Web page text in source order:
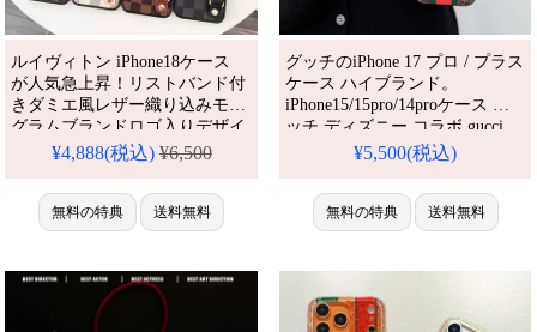
ルイヴィトン iPhone18ケース
が人気急上昇！リストバンド付
きダミエ風レザー織り込みモノ
グラムブランドロゴ入りデザイ
ン、iPhone16/15/14全機種対
モノグラムスタイル、耐衝撃＆
防水機能で実用性抜群。格安価
格でiPhone17pro/16promaxケー
イテム！流行りの最先端を行く
一品。（ストラップ付きケー
ス・安い新入荷名入れファ
¥4,888(税込)¥6,500
無料の特典 送料無料
グッチのiPhone 17 プロ / プラス
ケース ハイブランド。
iPhone15/15pro/14proケース グ
ッチ ディズニー コラボ gucci
iphone13mini/12pro/11 ケース コ
ス 可愛い iphone xr ケース 対衝
撃 カップル スマホケース 激
安。芸能人も愛用する人気アイ
も格
¥5,500(税込)
無料の特典 送料無料